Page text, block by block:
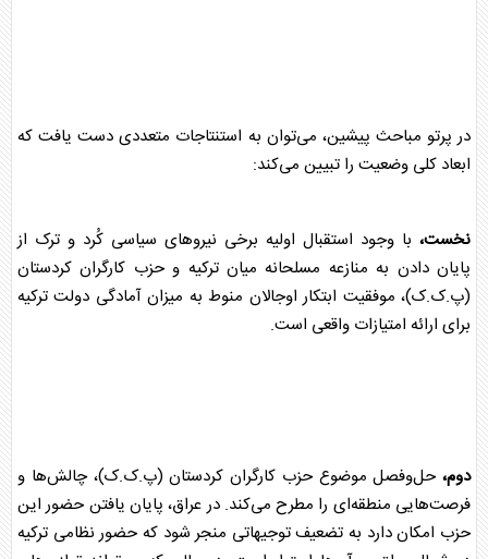
در پرتو مباحث پیشین، می‌توان به استنتاجات متعددی دست یافت که
ابعاد کلی وضعیت را تبیین می‌کند:
نخست، با وجود استقبال اولیه برخی نیروهای سیاسی کُرد و ترک از
پایان دادن به منازعه مسلحانه میان ترکیه وحزب کارگران کردستان
(پ.ک.ک)، موفقیت ابتکار اوجالان منوط به میزان آمادگی دولت ترکیه
برای ارائه امتیازات واقعی است.
دوم، حل‌وفصل موضوعحزب کارگران کردستان(پ.ک.ک)، چالش‌ها و
فرصت‌هایی منطقه‌ای را مطرح می‌کند. درعراق، پایان یافتن حضور این
حزب امکان دارد به تضعیف توجیهاتی منجر شود که حضور نظامی ترکیه